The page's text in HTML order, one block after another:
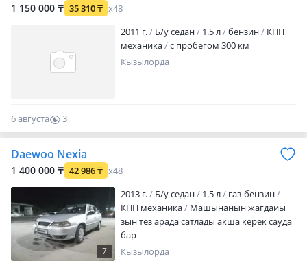
1 150 000 ₸ 35 310₸ x48
2011 г.
Б/у седан 1.5 л бензин
КПП
механика
с пробегом 300 км
Кызылорда
6 августа
3
0
Daewoo Nexia
1 400 000 ₸ 42 986₸ x48
7
2013 г. Б/у седан 1.5 л
газ-бензин
КПП механика
Машынанын жагдаиы
зын тез арада сатлады акша керек сауда
бар
Кызылорда